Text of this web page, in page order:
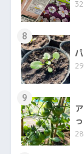
8
9